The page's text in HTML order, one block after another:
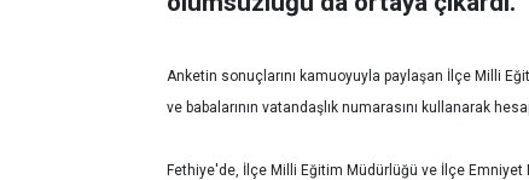
Anketin sonuçlarını kamuoyuyla paylaşan İlçe Milli
ve babalarının vatandaşlık numarasını kullanarak
Fethiye'de, İlçe Milli Eğitim Müdürlüğü ve İlçe